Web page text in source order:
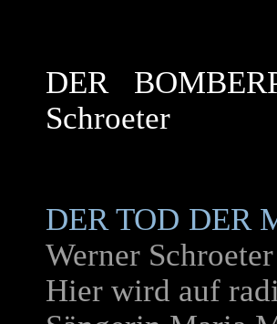
DER
Schroeter
DER TOD DER
Werner Schroeter
Hier wird auf